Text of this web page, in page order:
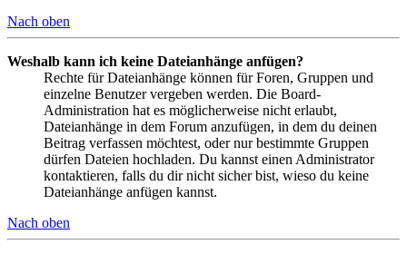
Nach oben
Weshalb kann ich keine Dateianhänge anfügen?
Rechte für Dateianhänge können für Foren, Gruppen und
einzelne Benutzer vergeben werden. Die Board-
Administration hat es möglicherweise nicht erlaubt,
Dateianhänge in dem Forum anzufügen, in dem du deinen
Beitrag verfassen möchtest, oder nur bestimmte Gruppen
dürfen Dateien hochladen. Du kannst einen Administrator
kontaktieren, falls du dir nicht sicher bist, wieso du keine
Dateianhänge anfügen kannst.
Nach oben